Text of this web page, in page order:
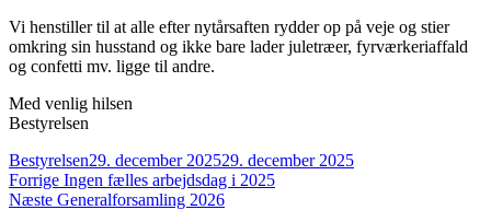
Vi henstiller til at alle efter nytårsaften rydder op på veje og stier
omkring sin husstand og ikke bare lader juletræer, fyrværkeriaffald
og confetti mv. ligge til andre.
Med venlig hilsen
Bestyrelsen
Forfatter
BestyrelsenUdgivet
29. december 202529. december 2025
Indlægsnavigation
Forrige Forrige
indlæg:
Ingen fælles arbejdsdag i 2025
Næste Næste
Generalforsamling 2026